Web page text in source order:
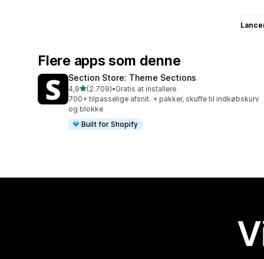
Flere apps som denne
Section Store: Theme Sections
4,9ud af 5 stjerner
(2.709)
2709 anmeldelser i alt
•Gratis at installere
700+ tilpasselige afsnit. + pakker, skuffe til indkøbskurv
og blokke
Built for Shopify